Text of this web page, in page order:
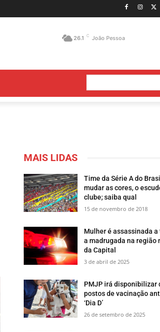
26.1 C João Pessoa
MAIS LIDAS
Time da Série A do
mudar as cores, o
clube; saiba qual
15 de novembro de 2018
Mulher é assassinada
a madrugada na região
da Capital
3 de abril de 2025
PMJP irá disponibilizar
postos de vacinação
‘Dia D’
26 de setembro de 2025